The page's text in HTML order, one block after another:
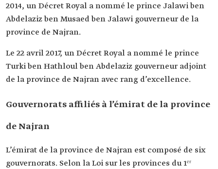
2014, un Décret Royal a nommé le prince Jalawi ben
Abdelaziz ben Musaed ben Jalawi gouverneur de la
province de Najran.
Le 22 avril 2017, un Décret Royal a nommé le prince
Turki ben Hathloul ben Abdelaziz gouverneur adjoint
de la province de Najran avec rang d’excellence.
Gouvernorats affiliés à l’émirat de la province
de Najran
L’émirat de la province de Najran est composé de six
gouvernorats. Selon la Loi sur les provinces du 1ᵉʳ